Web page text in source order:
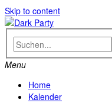
Skip to content
Menu
Home
Kalender